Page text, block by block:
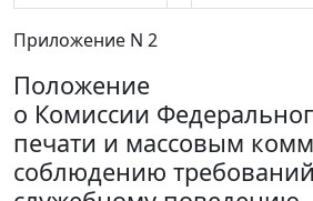
Приложение N 2
Положение
о Комиссии
печати и массовым
соблюдению